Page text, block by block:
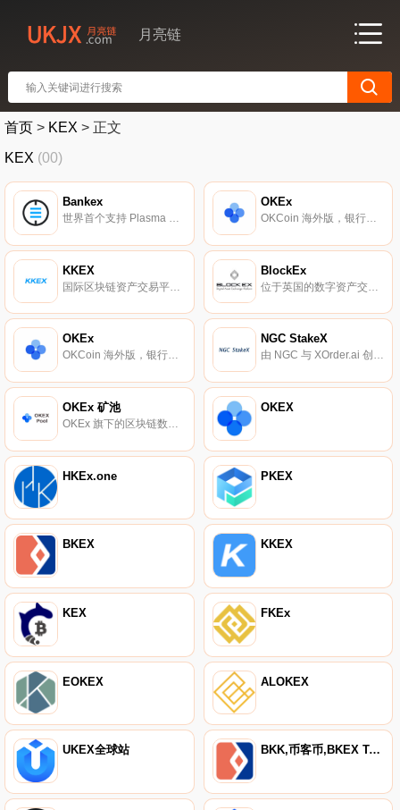
月亮链
首页 > KEX > 正文
KEX (00)
Bankex
世界首个支持 Plasma 协议的公开审计私有区块链。
OKEx
OKCoin 海外版，银行级 SSL 加密保护，为数字货币与期货等提供服务。
KKEX
国际区块链资产交易平台。
BlockEx
OKEx
OKCoin 海外版，银行级 SSL 加密保护，为数字货币与期货等提供服务。
NGC StakeX
由 NGC 与 XOrder.ai 创立。
OKEx 矿池
OKEx 旗下的区块链数字资产挖矿平台。
OKEX
HKEx.one PKEX
BKEX KKEX
KEX FKEx
EOKEX ALOKEX
UKEX全球站 BKK,币客币,BKEX Token